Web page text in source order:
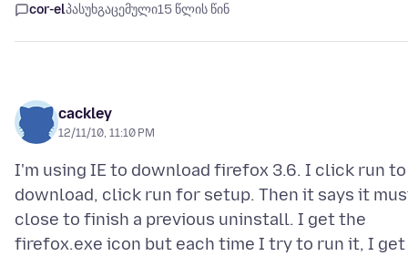
cor-elპასუხგაცემული15 წლის წინ
cackley
12/11/10, 11:10 PM
I'm using IE to download firefox 3.6. I click run to
download, click run for setup. Then it says it
close to finish a previous uninstall. I get the
firefox.exe icon but each time I try to run it, I get